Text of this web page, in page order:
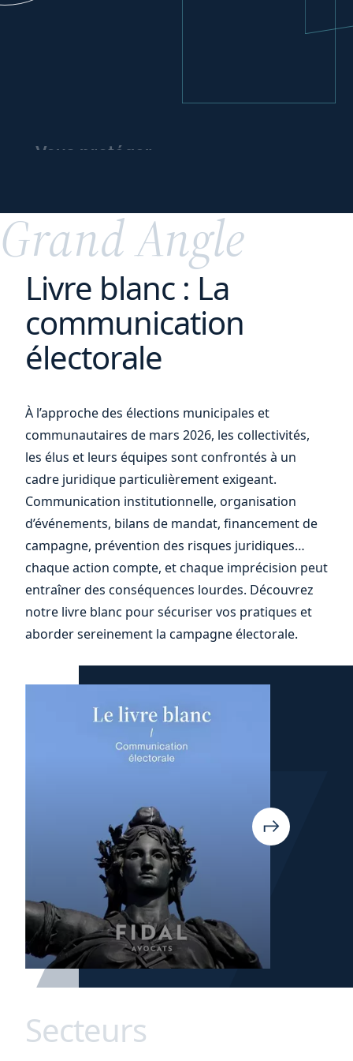
Vous protéger
vos
Grand Angle
Livre blanc : La
communication
électorale
À l’approche des élections municipales et
communautaires de mars 2026, les collectivités,
les élus et leurs équipes sont confrontés à un
cadre juridique particulièrement exigeant.
Communication institutionnelle, organisation
d’événements, bilans de mandat, financement de
campagne, prévention des risques juridiques…
chaque action compte, et chaque imprécision peut
entraîner des conséquences lourdes. Découvrez
notre livre blanc pour sécuriser vos pratiques et
aborder sereinement la campagne électorale.
Secteurs